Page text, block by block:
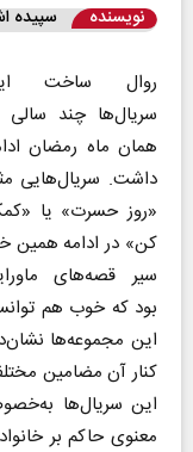
نویسنده سپیده
روال ساخت
سریال‌ها چند سالی
همان ماه رمضان
داشت. سریال‌هایی
«روز حسرت» یا
کن» در ادامه همین
سیر قصه‌های
بود که خوب هم
این مجموعه‌ها
کنار آن مضامین
این سریال‌ها
معنوی حاکم بر